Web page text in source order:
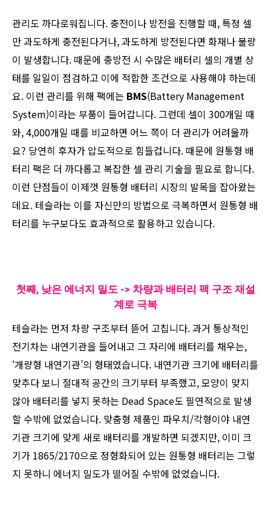
관리도 까다로워집니다. 충전이나 방전을 진행할 때, 특정 셀
만 과도하게 충전된다거나, 과도하게 방전된다면 화재나 불량
이 발생합니다. 때문에 충방전 시 수많은 배터리 셀의 개별 상
태를 일일이 점검하고 이에 적합한 조건으로 사용해야 하는데
요. 이런 관리를 위해 팩에는 BMS(Battery Management
System)이라는 부품이 들어갑니다. 그런데 셀이 300개일 때
와, 4,000개일 때를 비교하면 어느 쪽이 더 관리가 어려울까
요? 당연히 후자가 압도적으로 힘들겁니다. 때문에 원통형 배
터리 팩은 더 까다롭고 복잡한 셀 관리 기술을 필요로 합니다.
이런 단점들이 이제껏 원통형 배터리 시장의 발목을 잡아왔는
데요. 테슬라는 이를 자신만의 방법으로 극복하면서 원통형 배
터리를 누구보다도 효과적으로 활용하고 있습니다.
첫째, 낮은 에너지 밀도 -> 차량과 배터리 팩 구조 재설
계로 극복
테슬라는 먼저 차량 구조부터 뜯어 고칩니다. 과거 통상적인
전기차는 내연기관을 들어내고 그 자리에 배터리를 채우는,
‘개량형 내연기관’의 형태였습니다. 내연기관 크기에 배터리를
맞추다 보니 절대적 공간의 크기부터 부족했고, 모양이 맞지
않아 배터리를 넣지 못하는 Dead Space도 필연적으로 발생
할 수밖에 없었습니다. 맞춤형 제품인 파우치/각형이야 내연
기관 크기에 맞게 새로 배터리를 개발하면 되겠지만, 이미 크
기가 1865/2170으로 정형화되어 있는 원통형 배터리는 그렇
지 못하니 에너지 밀도가 떨어질 수밖에 없었습니다.